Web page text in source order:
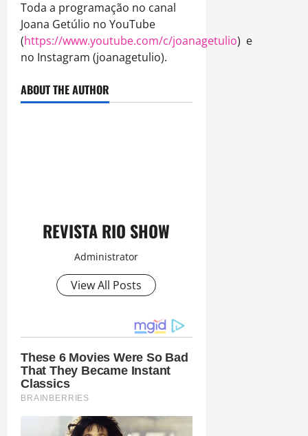
Toda a programação no canal
Joana Getúlio no YouTube
(https://www.youtube.com/c/joanagetulio) e
no Instagram (joanagetulio).
ABOUT THE AUTHOR
REVISTA RIO SHOW
Administrator
View All Posts